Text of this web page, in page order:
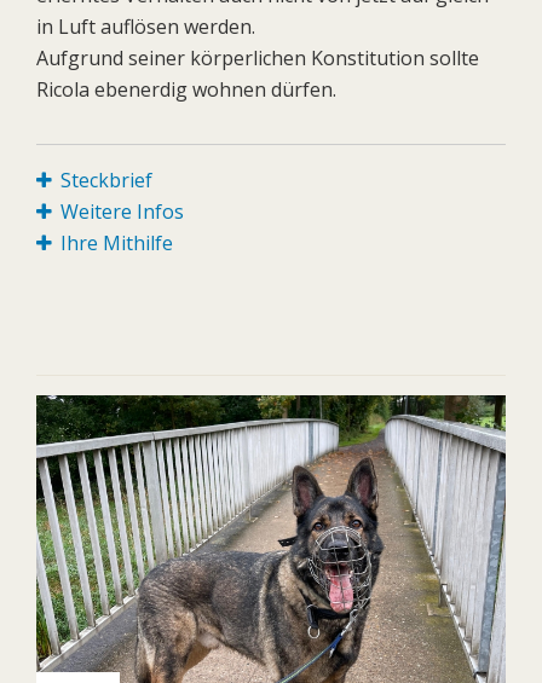
in Luft auflösen werden.
Aufgrund seiner körperlichen Konstitution sollte
Ricola ebenerdig wohnen dürfen.
Steckbrief
Weitere Infos
Ihre Mithilfe